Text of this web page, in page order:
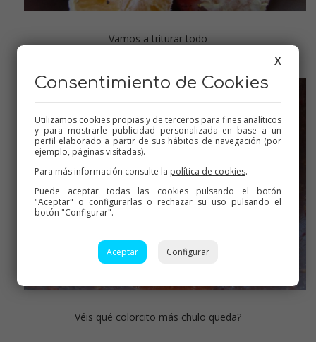
Vamos a triturar todo
Véis qué colorcito más chulo queda?
X
Consentimiento de Cookies
Utilizamos cookies propias y de terceros para fines analíticos
y para mostrarle publicidad personalizada en base a un
perfil elaborado a partir de sus hábitos de navegación (por
ejemplo, páginas visitadas).
Para más información consulte la política de cookies.
Puede aceptar todas las cookies pulsando el botón
"Aceptar" o configurarlas o rechazar su uso pulsando el
botón "Configurar".
Aceptar Configurar